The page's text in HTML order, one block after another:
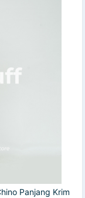
Panjang Krim